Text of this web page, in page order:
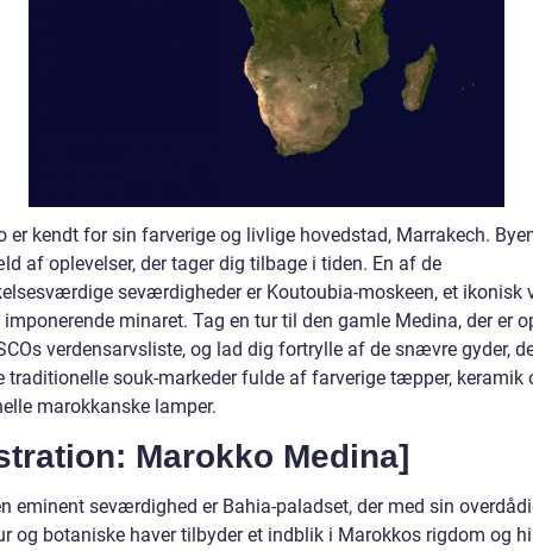
er kendt for sin farverige og livlige hovedstad, Marrakech.
af oplevelser, der tager dig tilbage i tiden. En af de
seværdigheder er Koutoubia-moskeen, et ikonisk
minaret. Tag en tur til den gamle Medina, der er
verdensarvsliste, og lad dig fortrylle af de snævre gyder,
traditionelle souk-markeder fulde af farverige tæpper, keramik
marokkanske lamper.
Marokko Medina]
eminent seværdighed er Bahia-paladset, der med sin
og botaniske haver tilbyder et indblik i Marokkos rigdom og